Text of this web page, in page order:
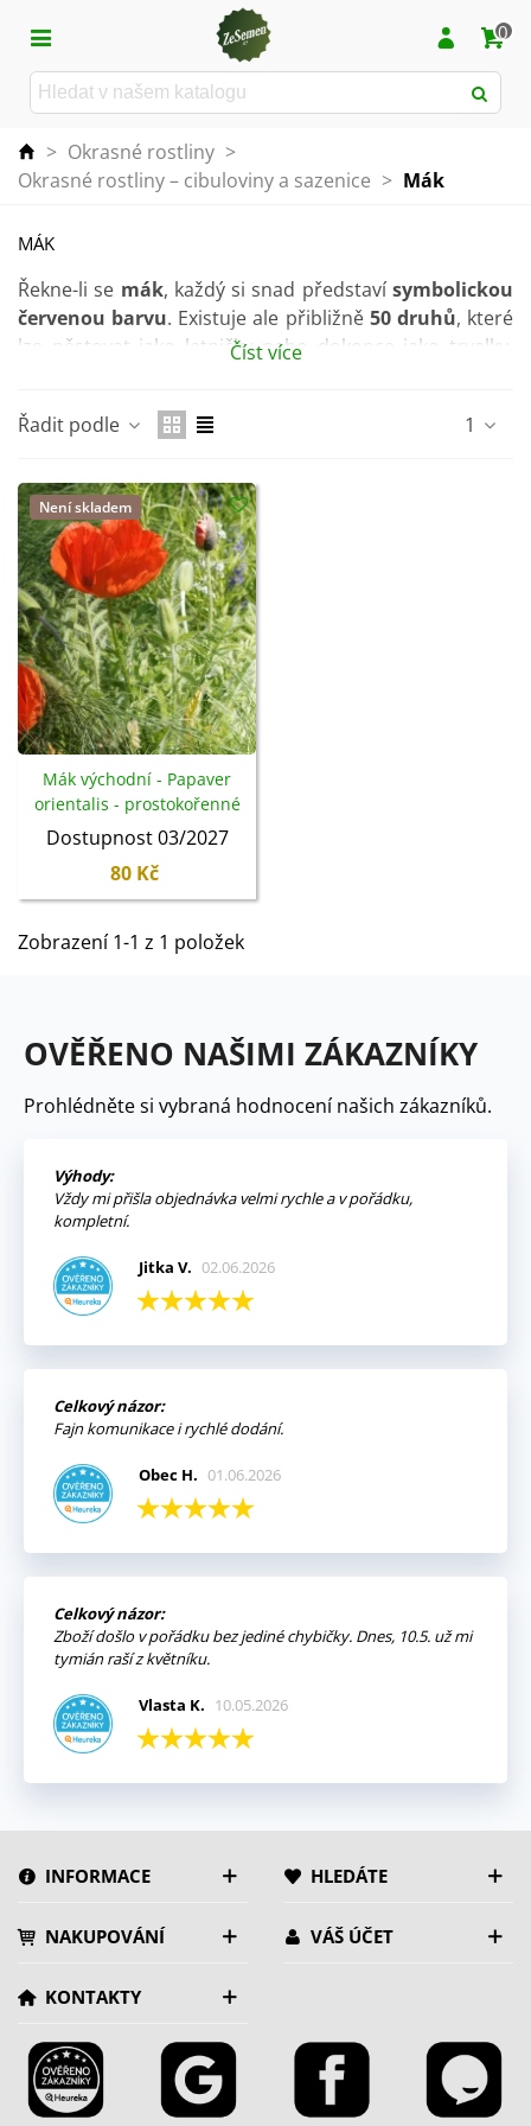
0
> Okrasné rostliny >
Okrasné rostliny – cibuloviny a sazenice > Mák
MÁK
Řekne-li se mák, každý si snad představísymbolickou
červenou barvu. Existuje ale přibližně50 druhů, které
lze pěstovat jako letničky nebo dokonce jako trvalky.
polostín. Bez problémů snáší sucho. Máku se daří v
dobře propustné, výživné půdě. která je
humus. Kvetení probíhá v období
srpna.
Číst více
Řadit podle 1
Není skladem
Mák východní - Papaver
orientalis - prostokořenné
sazenice - 1 ks
Dostupnost 03/2027
80 Kč
Zobrazení 1-1 z 1 položek
OVĚŘENO NAŠIMI ZÁKAZNÍKY
Prohlédněte si vybraná hodnocení našich zákazníků.
Výhody:
Vždy mi přišla objednávka velmi rychle a v pořádku,
kompletní.
Jitka V. 02.06.2026
Celkový názor:
Fajn komunikace i rychlé dodání.
Obec H. 01.06.2026
Celkový názor:
Zboží došlo v pořádku bez jediné chybičky. Dnes, 10.5. už mi
tymián raší z květníku.
Vlasta K. 10.05.2026
INFORMACE HLEDÁTE
NAKUPOVÁNÍ VÁŠ ÚČET
KONTAKTY